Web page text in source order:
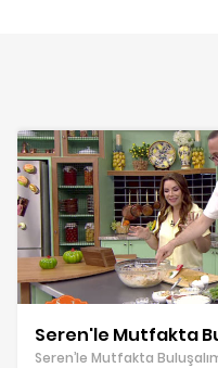
Seren'le Mutfakta
Seren’le Mutfakta